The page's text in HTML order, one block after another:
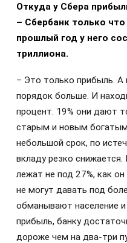
Откуда у Сбера
– Сбербанк только
прошлый год у него
триллиона.
– Это только прибыль. А
порядок больше. И
процент. 19% они дают
старым и новым
небольшой срок, по
вкладу резко
лежат не под 27%, как
не могут давать под
обманывают население
прибыль, банку
дороже чем на два-три